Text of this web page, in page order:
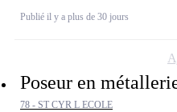
Publié il y a plus de 30 jours
Poseur en
78 - ST CYR L ECOLE